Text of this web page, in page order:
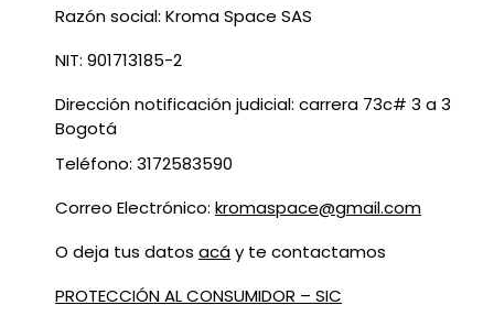
Razón social: Kroma Space SAS
NIT: 901713185-2
Dirección notificación judicial: carrera 73c# 3 a 3
Bogotá
Teléfono: 3172583590
Correo Electrónico: kromaspace@gmail.com
O deja tus datos acáy te contactamos
PROTECCIÓN AL CONSUMIDOR – SIC